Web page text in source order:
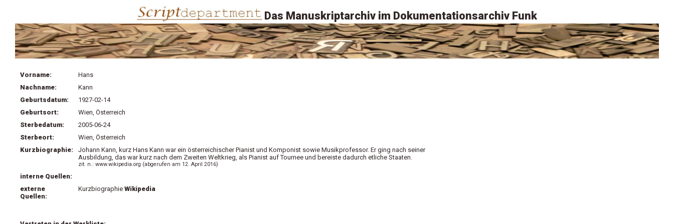
Das Manuskriptarchiv im Dokumentationsarchiv Funk
Vorname:
Hans
Nachname:
Kann
Geburtsdatum:
1927-02-14
Geburtsort:
Wien, Österreich
Sterbedatum:
2005-06-24
Sterbeort:
Wien, Österreich
Kurzbiographie:
Johann Kann, kurz Hans Kann war ein österreichischer Pianist und Komponist sowie Musikprofessor. Er ging nach seiner
Ausbildung, das war kurz nach dem Zweiten Weltkrieg, als Pianist auf Tournee und bereiste dadurch etliche Staaten.
zit. n.: www.wikipedia.org (abgerufen am 12. April 2016)
interne Quellen:
externe
Quellen:
Kurzbiographie Wikipedia